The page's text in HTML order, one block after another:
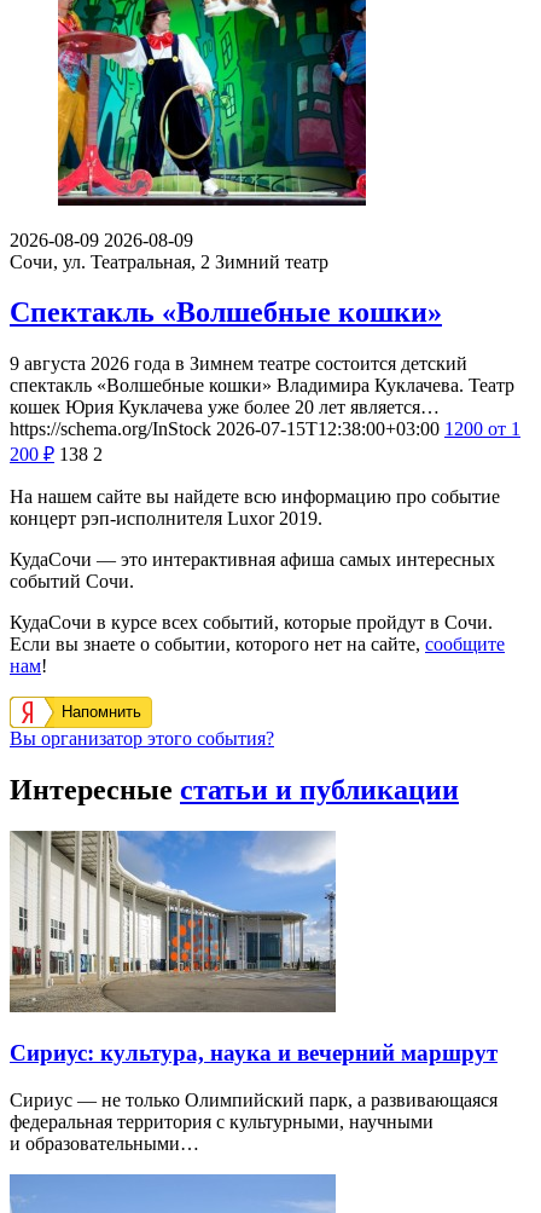
2026-08-09 2026-08-09
Сочи, ул. Театральная, 2 Зимний театр
Спектакль «Волшебные кошки»
9 августа 2026 года в Зимнем театре состоится детский
спектакль «Волшебные кошки» Владимира Куклачева. Театр
кошек Юрия Куклачева уже более 20 лет является…
https://schema.org/InStock 2026-07-15T12:38:00+03:00 1200 от 1
200 ₽ 138 2
На нашем сайте вы найдете всю информацию про событие
концерт рэп-исполнителя Luxor 2019.
КудаСочи — это интерактивная афиша самых интересных
событий Сочи.
КудаСочи в курсе всех событий, которые пройдут в Сочи.
Если вы знаете о событии, которого нет на сайте, сообщите
нам!
Напомнить
Вы организатор этого события?
Интересные статьи и публикации
Сириус: культура, наука и вечерний маршрут
Сириус — не только Олимпийский парк, а развивающаяся
федеральная территория с культурными, научными
и образовательными…